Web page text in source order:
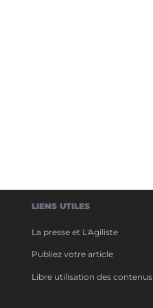
LIENS UTILES
La presse et L'Agiliste
Publiez votre article
Libre utilisation des contenus